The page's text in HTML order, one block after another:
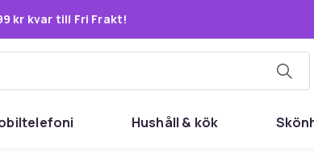
kr kvar till Fri Frakt!
Hushåll & kök